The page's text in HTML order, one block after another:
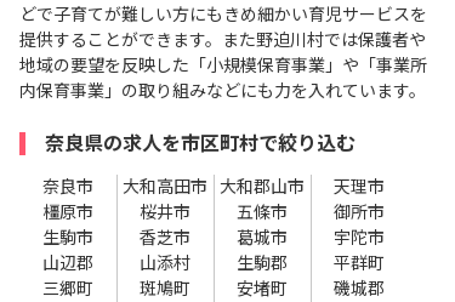
どで子育てが難しい方にもきめ細かい育児サービスを
提供することができます。また野迫川村では保護者や
地域の要望を反映した「小規模保育事業」や「事業所
内保育事業」の取り組みなどにも力を入れています。
奈良県の求人を市区町村で絞り込む
奈良市 大和高田市 大和郡山市
天理市
橿原市
桜井市 五條市
御所市
生駒市
香芝市 葛城市
宇陀市
山辺郡
山添村 生駒郡
平群町
三郷町
斑鳩町 安堵町
磯城郡